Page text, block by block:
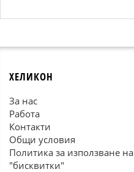
ХЕЛИКОН
За нас
Работа
Контакти
Общи условия
Политика за използване на
"бисквитки"